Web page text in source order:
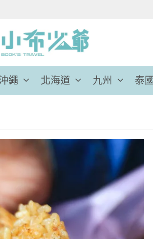
繩 北海道 九州 泰國